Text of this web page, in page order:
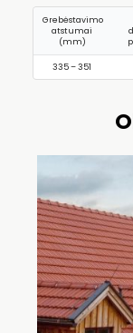
Grebėstavimo
atstumai
(mm)
335 – 351